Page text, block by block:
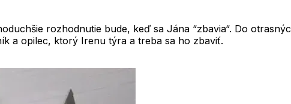
rozhodnutie bude, keď sa Jána “zbavia“. Do
a opilec, ktorý Irenu týra a treba sa ho zbaviť.